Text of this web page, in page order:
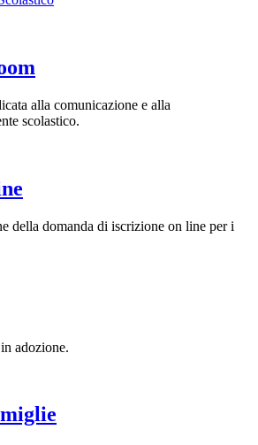
alla comunicazione e alla
scolastico.
della domanda di iscrizione on line per i
adozione.